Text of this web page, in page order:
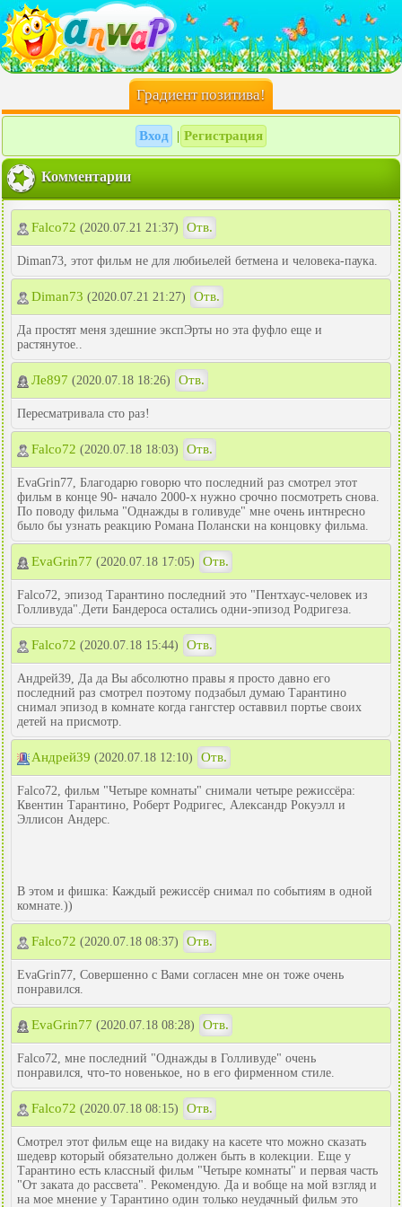
Градиент позитива!
Вход Регистрация
Комментарии
Falco72 (2020.07.21 21:37) Отв.
Diman73, этот фильм не для любиьелей бетмена и человека-паука.
Diman73 (2020.07.21 21:27) Отв.
Да простят меня здешние экспЭрты но эта фуфло еще и
растянутое..
Ле897 (2020.07.18 18:26) Отв.
Пересматривала сто раз!
Falco72 (2020.07.18 18:03) Отв.
EvaGrin77, Благодарю говорю что последний раз смотрел этот
фильм в конце 90- начало 2000-х нужно срочно посмотреть снова.
По поводу фильма "Однажды в голивуде" мне очень интнресно
было бы узнать реакцию Романа Полански на концовку фильма.
EvaGrin77 (2020.07.18 17:05) Отв.
Falco72, эпизод Тарантино последний это "Пентхаус-человек из
Голливуда".Дети Бандероса остались одни-эпизод Родригеза.
Falco72 (2020.07.18 15:44) Отв.
Андрей39, Да да Вы абсолютно правы я просто давно его
последний раз смотрел поэтому подзабыл думаю Тарантино
снимал эпизод в комнате когда гангстер оставвил портье своих
детей на присмотр.
Андрей39 (2020.07.18 12:10) Отв.
Falco72, фильм "Четыре комнаты" снимали четыре режиссёра:
Квентин Тарантино, Роберт Родригес, Александр Рокуэлл и
Эллисон Андерс.
В этом и фишка: Каждый режиссёр снимал по событиям в одной
комнате.))
Falco72 (2020.07.18 08:37) Отв.
EvaGrin77, Совершенно с Вами согласен мне он тоже очень
понравился.
EvaGrin77 (2020.07.18 08:28) Отв.
Falco72, мне последний "Однажды в Голливуде" очень
понравился, что-то новенькое, но в его фирменном стиле.
Falco72 (2020.07.18 08:15) Отв.
Смотрел этот фильм еще на видаку на касете что можно сказать
шедевр который обязательно должен быть в колекции. Еще у
Тарантино есть классный фильм "Четыре комнаты" и первая часть
"От заката до рассвета". Рекомендую. Да и вобще на мой взгляд и
на мое мнение у Тарантино один только неудачный фильм это